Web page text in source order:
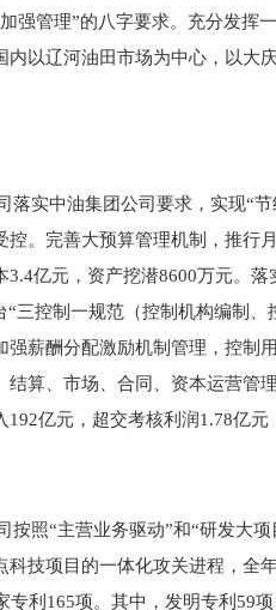
强管理”的八字要求。充分发挥
内以辽河油田市场为中心，以大
实中油集团公司要求，实现“
控。完善大预算管理机制，推行
3.4亿元，资产挖潜8600万元。
“三控制一规范（控制机构编制
强薪酬分配激励机制管理，控制
结算、市场、合同、资本运营管
192亿元，超交考核利润1.78亿
照“主营业务驱动”和“研发大
科技项目的一体化攻关进程，全
专利165项。其中，发明专利59